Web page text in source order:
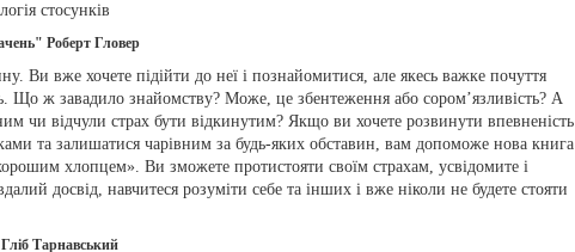
стосунків
Роберт Гловер
Ви вже хочете підійти до неї і познайомитися, але якесь важке почуття
Що ж завадило знайомству? Може, це збентеження або сором’язливість? А
чи відчули страх бути відкинутим? Якщо ви хочете розвинути впевненість
та залишатися чарівним за будь-яких обставин, вам допоможе нова книга
хлопцем». Ви зможете протистояти своїм страхам, усвідомите і
досвід, навчитеся розуміти себе та інших і вже ніколи не будете стояти
Тарнавський